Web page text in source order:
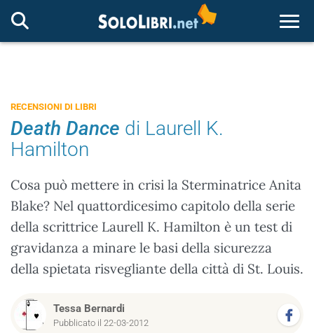
RECENSIONI DI LIBRI
Death Dance di Laurell K.
Hamilton
Cosa può mettere in crisi la Sterminatrice Anita
Blake? Nel quattordicesimo capitolo della serie
della scrittrice Laurell K. Hamilton è un test di
gravidanza a minare le basi della sicurezza
della spietata risvegliante della città di St. Louis.
Tessa Bernardi
Pubblicato il 22-03-2012